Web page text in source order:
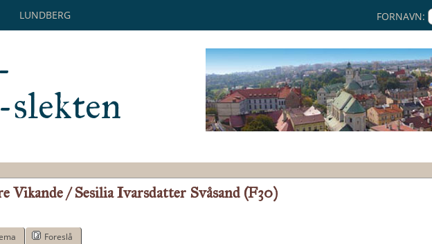
LUNDBERG FORNAVN:
Vikande / Sesilia Ivarsdatter Svåsand (F30)
Foreslå